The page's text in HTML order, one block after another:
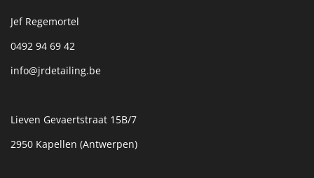
Jef Regemortel
0492 94 69 42
info@jrdetailing.be
Lieven Gevaertstraat 15B/7
2950 Kapellen (Antwerpen)